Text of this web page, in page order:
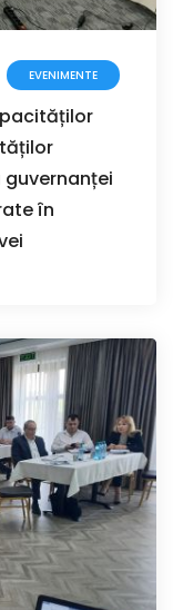
EVENIMENTE
în